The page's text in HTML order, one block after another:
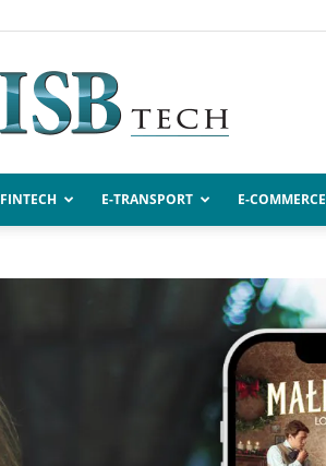
ISBtech.pl
FINTECH E-TRANSPORT E-COMMERCE